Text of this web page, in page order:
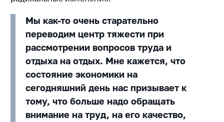
Мы как-то очень старательно
переводим центр тяжести при
рассмотрении вопросов труда и
отдыха на отдых. Мне кажется, что
состояние экономики на
сегодняшний день нас призывает к
тому, что больше надо обращать
внимание на труд, на его качество,